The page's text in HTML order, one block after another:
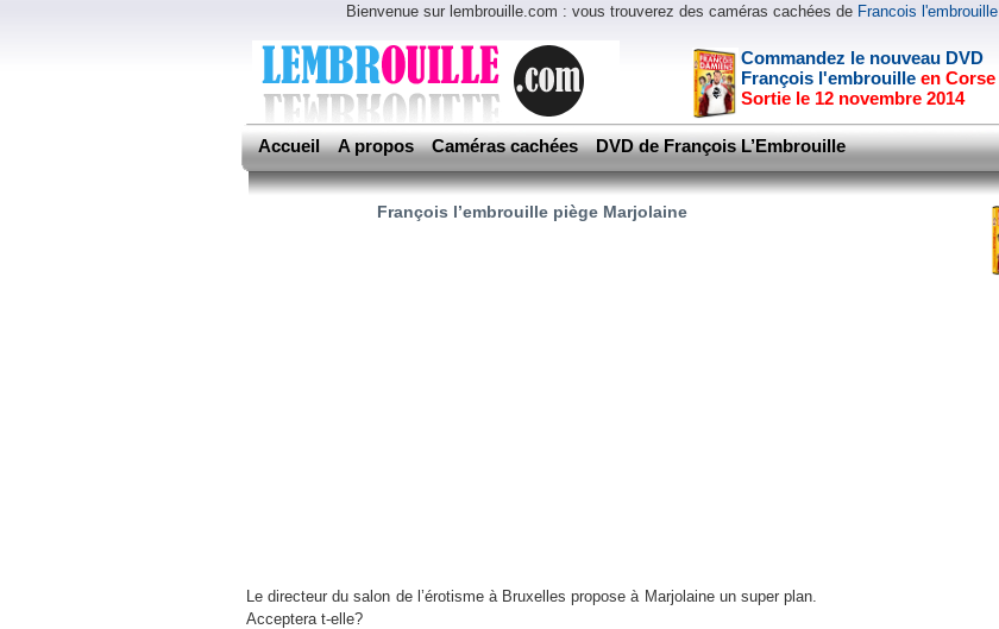
Bienvenue sur lembrouille.com : vous trouverez des caméras cachées de Francois l'embrouille
Commandez le nouveau DVD
François l'embrouille en Corse
Sortie le 12 novembre 2014
Accueil A propos Caméras cachées DVD de François L’Embrouille
François l’embrouille piège Marjolaine
Le directeur du salon de l’érotisme à Bruxelles propose à Marjolaine un super plan.
Acceptera t-elle?